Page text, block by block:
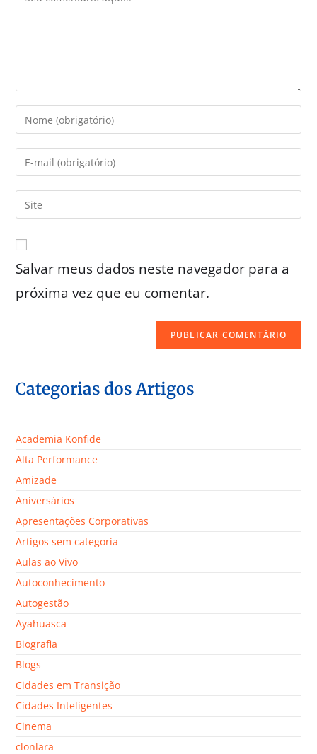
Salvar meus dados neste navegador para a
próxima vez que eu comentar.
Categorias dos Artigos
Academia Konfide
Alta Performance
Amizade
Aniversários
Apresentações Corporativas
Artigos sem categoria
Aulas ao Vivo
Autoconhecimento
Autogestão
Ayahuasca
Biografia
Blogs
Cidades em Transição
Cidades Inteligentes
Cinema
clonlara